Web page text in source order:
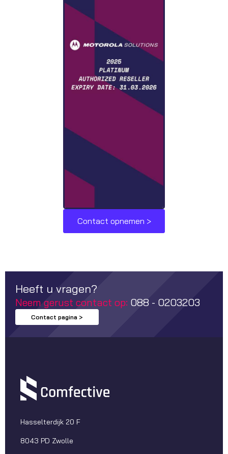
Contact opnemen >
Heeft u vragen?
Neem gerust contact op: 088 - 0203203
Contact pagina >
Hasselterdijk 20 F
8043 PD Zwolle